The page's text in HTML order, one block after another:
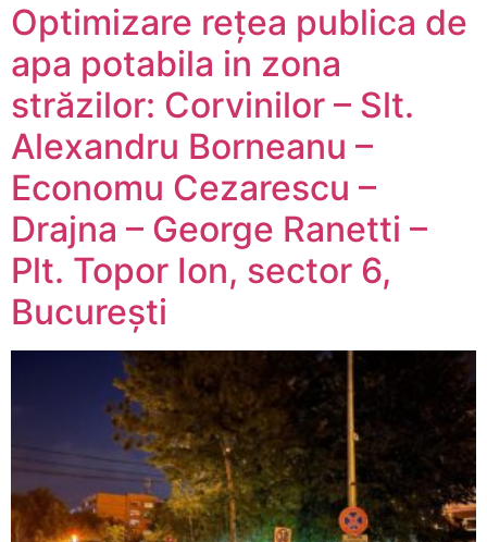
Optimizare rețea publica de
apa potabila in zona
străzilor: Corvinilor – Slt.
Alexandru Borneanu –
Economu Cezarescu –
Drajna – George Ranetti –
Plt. Topor Ion, sector 6,
București